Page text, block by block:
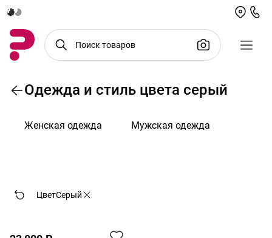
Одежда и стиль цвета серый
Женская одежда Мужская одежда
ЦветСерый